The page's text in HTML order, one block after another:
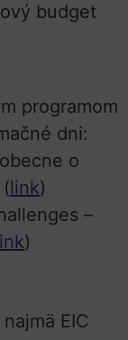
budget
programom
dni:
o
link)
–
)
EIC